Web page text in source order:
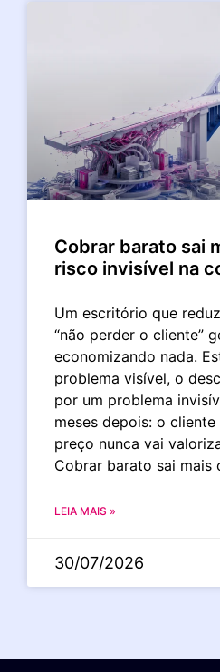
Cobrar barato sai
risco invisível na
Um escritório que
“não perder o cliente”
economizando nada.
problema visível, o
por um problema
meses depois: o
preço nunca vai
Cobrar barato sai mais
LEIA MAIS »
30/07/2026